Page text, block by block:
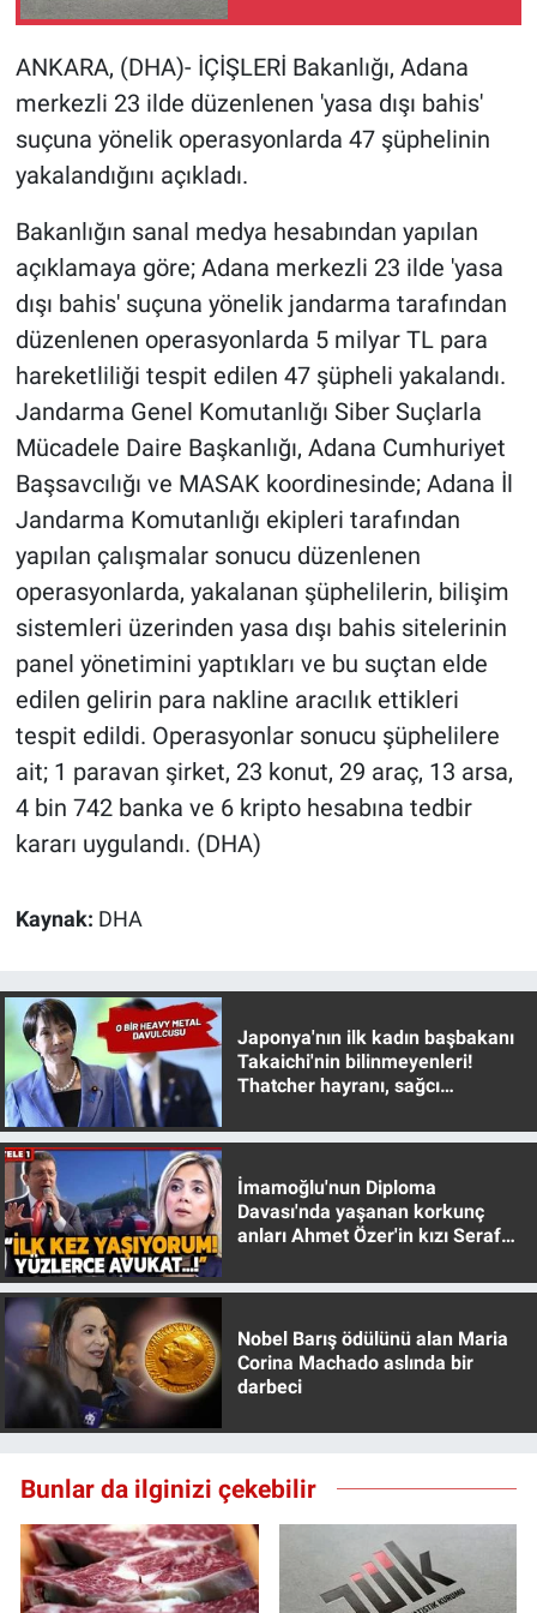
ANKARA, (DHA)- İÇİŞLERİ Bakanlığı, Adana
merkezli 23 ilde düzenlenen 'yasa dışı bahis'
suçuna yönelik operasyonlarda 47 şüphelinin
yakalandığını açıkladı.
Bakanlığın sanal medya hesabından yapılan
açıklamaya göre; Adana merkezli 23 ilde 'yasa
dışı bahis' suçuna yönelik jandarma tarafından
düzenlenen operasyonlarda 5 milyar TL para
hareketliliği tespit edilen 47 şüpheli yakalandı.
Jandarma Genel Komutanlığı Siber Suçlarla
Mücadele Daire Başkanlığı, Adana Cumhuriyet
Başsavcılığı ve MASAK koordinesinde; Adana İl
Jandarma Komutanlığı ekipleri tarafından
yapılan çalışmalar sonucu düzenlenen
operasyonlarda, yakalanan şüphelilerin, bilişim
sistemleri üzerinden yasa dışı bahis sitelerinin
panel yönetimini yaptıkları ve bu suçtan elde
edilen gelirin para nakline aracılık ettikleri
tespit edildi. Operasyonlar sonucu şüphelilere
ait; 1 paravan şirket, 23 konut, 29 araç, 13 arsa,
4 bin 742 banka ve 6 kripto hesabına tedbir
kararı uygulandı. (DHA)
Kaynak: DHA
Japonya'nın ilk kadın başbakanı
Takaichi'nin bilinmeyenleri!
Thatcher hayranı, sağcı
İmamoğlu'nun Diploma
Davası'nda yaşanan korkunç
anları Ahmet Özer'in kızı Seraf
Nobel Barış ödülünü alan Maria
Corina Machado aslında bir
darbeci
Bunlar da ilginizi çekebilir
Gündem Özel
Günün görüntüsü
Haber
İlan
Kimdir
Koronavirüs
Kültür Sanat
Ne demişti
Nedir
Popüler
Programlar
Sağlık
Spor
Teknoloji
Türkiye'nin Geleceği
Yerel Gündem
Yerel Yaşam
Canlı Yayın